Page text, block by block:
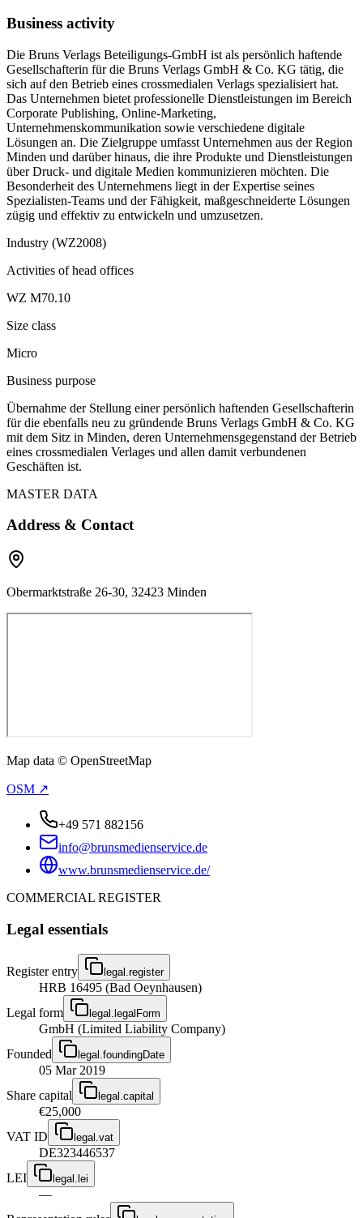
Business activity
Die Bruns Verlags Beteiligungs-GmbH ist als persönlich haftende
Gesellschafterin für die Bruns Verlags GmbH & Co. KG tätig, die
sich auf den Betrieb eines crossmedialen Verlags spezialisiert hat.
Das Unternehmen bietet professionelle Dienstleistungen im Bereich
Corporate Publishing, Online-Marketing,
Unternehmenskommunikation sowie verschiedene digitale
Lösungen an. Die Zielgruppe umfasst Unternehmen aus der Region
Minden und darüber hinaus, die ihre Produkte und Dienstleistungen
über Druck- und digitale Medien kommunizieren möchten. Die
Besonderheit des Unternehmens liegt in der Expertise seines
Spezialisten-Teams und der Fähigkeit, maßgeschneiderte Lösungen
zügig und effektiv zu entwickeln und umzusetzen.
Industry (WZ2008)
Activities of head offices
WZ M70.10
Size class
Micro
Business purpose
Übernahme der Stellung einer persönlich haftenden Gesellschafterin
für die ebenfalls neu zu gründende Bruns Verlags GmbH & Co. KG
mit dem Sitz in Minden, deren Unternehmensgegenstand der Betrieb
eines crossmedialen Verlages und allen damit verbundenen
Geschäften ist.
MASTER DATA
Address & Contact
Obermarktstraße 26-30, 32423 Minden
Map data © OpenStreetMap
OSM ↗
+49 571 882156
info@brunsmedienservice.de
www.brunsmedienservice.de/
COMMERCIAL REGISTER
Legal essentials
Register entry legal.register
HRB 16495 (Bad Oeynhausen)
Legal form
legal.legalForm
GmbH (Limited Liability Company)
Founded
legal.foundingDate
05 Mar 2019
Share capital
legal.capital
€25,000
VAT ID
legal.vat
DE323446537
LEI
legal.lei
—